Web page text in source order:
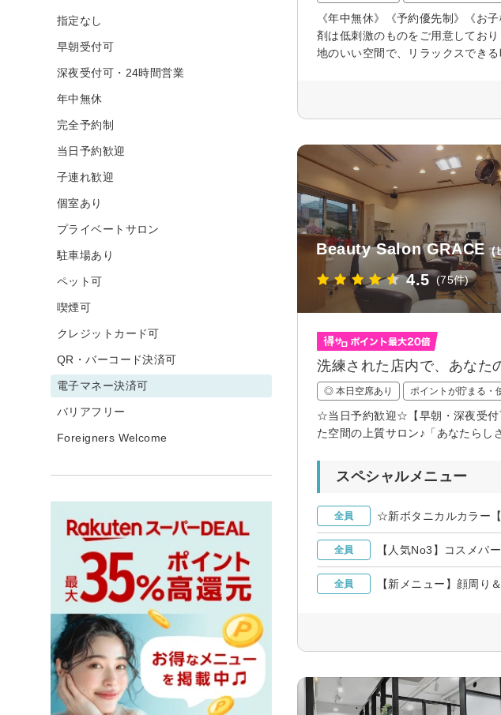
《年中無休》《予約優先制》《お
剤は低刺激のものをご用意してお
地のいい空間で、リラックスでき
Beauty Salon GRACE (
4.5 (75件)
洗練された店内で、あな
◎ 本日空席あり ポイントが貯まる・
☆当日予約歓迎☆【早朝・深夜受付
た空間の上質サロン♪「あなたらし
スペシャルメニュー
全員 ☆新ボタニカルカラー
全員 【人気No3】コスメ
全員 【新メニュー】顔周
指定なし
早朝受付可
深夜受付可・24時間営業
年中無休
完全予約制
当日予約歓迎
子連れ歓迎
個室あり
プライベートサロン
駐車場あり
ペット可
喫煙可
クレジットカード可
QR・バーコード決済可
電子マネー決済可
バリアフリー
Foreigners Welcome